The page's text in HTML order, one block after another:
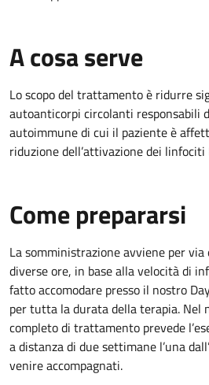
A cosa serve
Lo scopo del trattamento è ridurre
autoanticorpi circolanti responsabili
autoimmune di cui il paziente è
riduzione dell’attivazione dei linfociti
Come prepararsi
La somministrazione avviene per via
diverse ore, in base alla velocità di
fatto accomodare presso il nostro
per tutta la durata della terapia. Nel
completo di trattamento prevede
a distanza di due settimane l’una
venire accompagnati.